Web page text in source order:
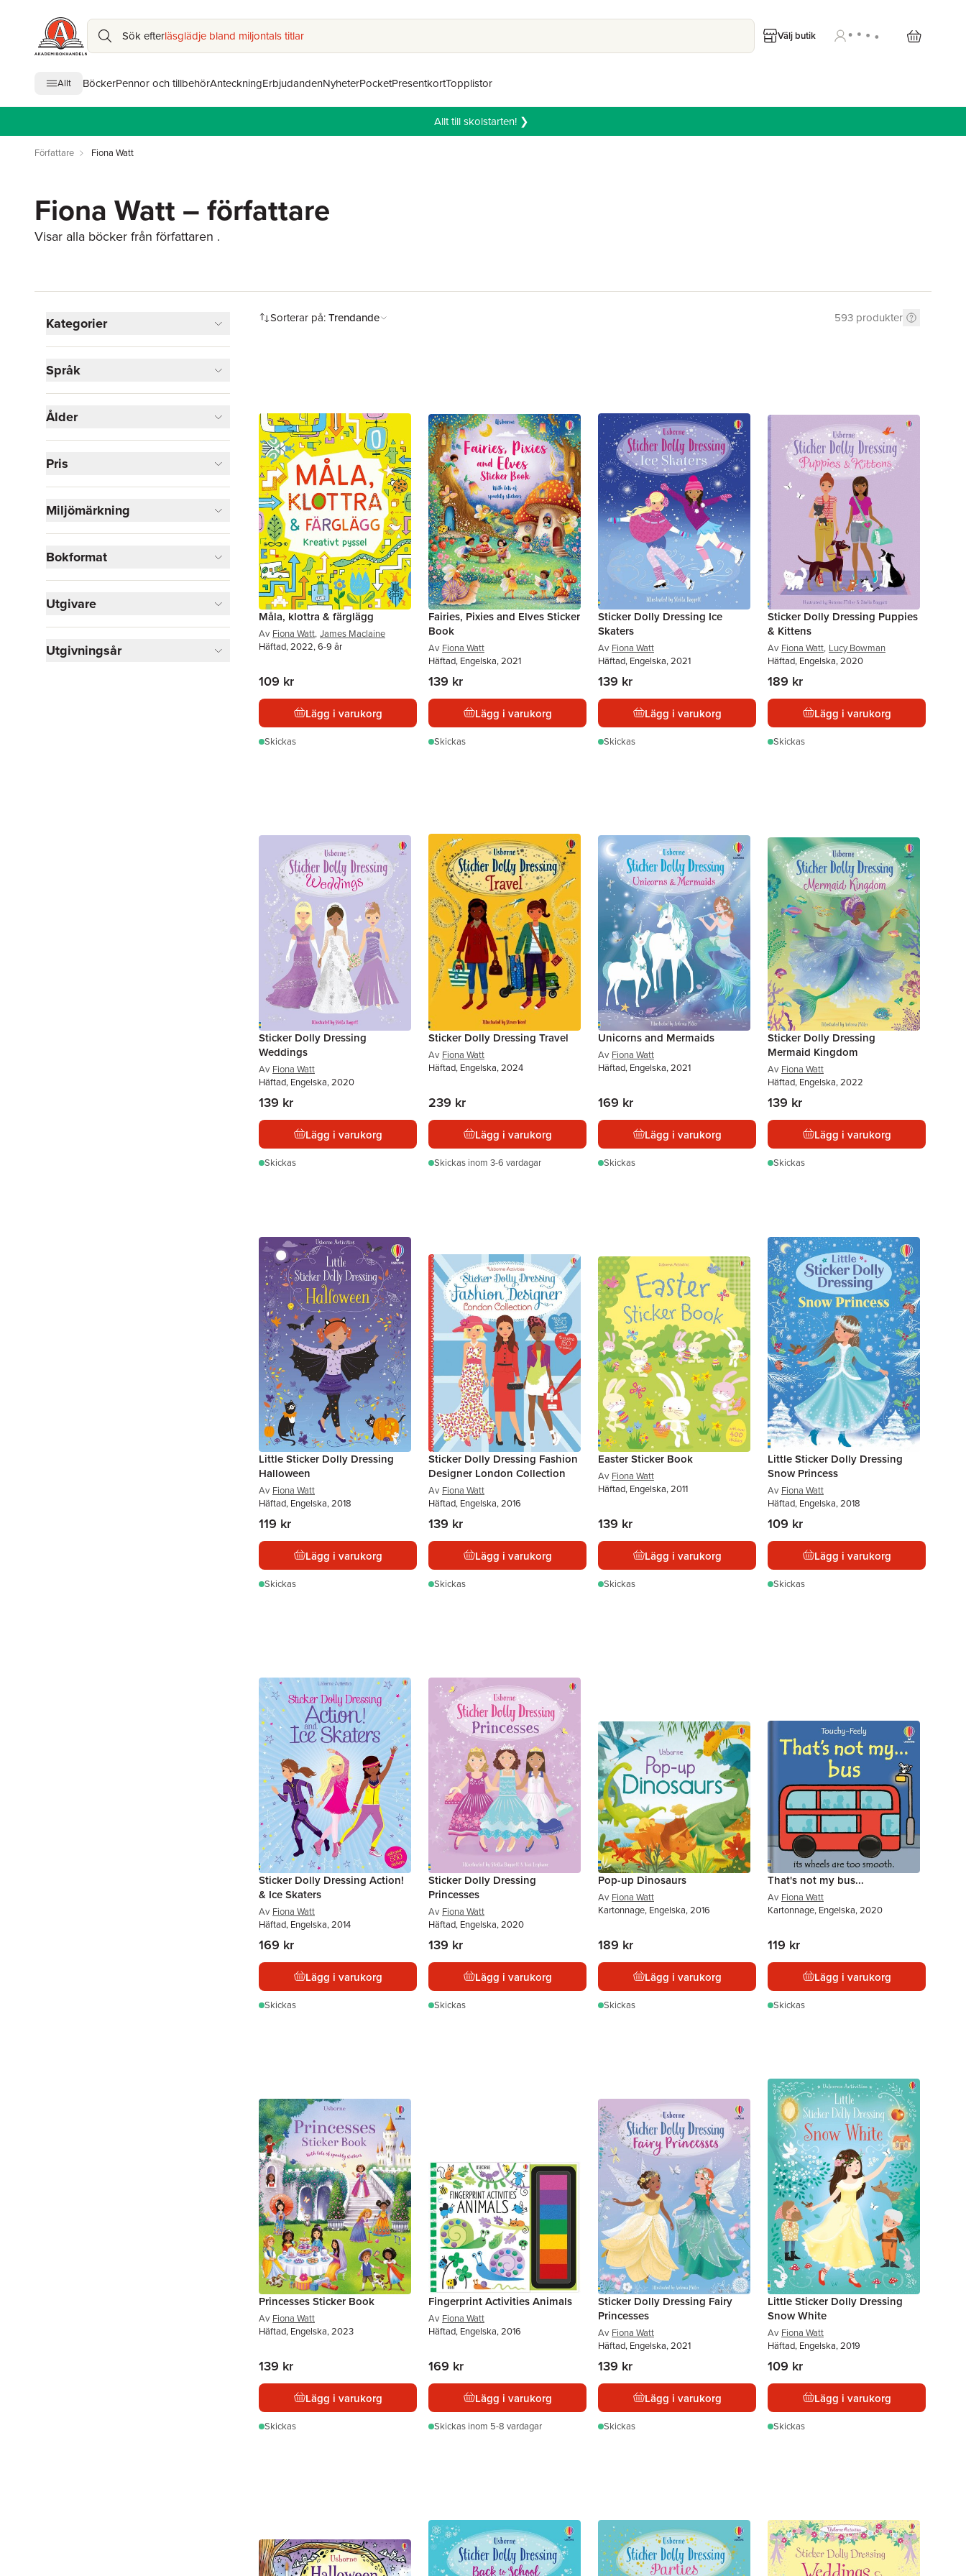
Sök efterläsglädje bland miljontals titlar Välj butik
Allt BöckerPennor och tillbehörAnteckningErbjudandenNyheterPocketPresentkortTopplistor
Allt till skolstarten! ❯
Författare Fiona Watt
Fiona Watt – författare
Visar alla böcker från författaren .
Kategorier
Barn och ungdom
559
Läromedel
11
Djur och Natur
Språk
Ålder
Pris
Miljömärkning
Bokformat
Utgivare
Utgivningsår
Sorterar på:Trendande 593 produkter
Måla, klottra & färglägg
Av Fiona Watt, James Maclaine
Häftad, 2022, 6-9 år
109 kr
Lägg i varukorg
Skickas
Fairies, Pixies and Elves Sticker
Book
Av Fiona Watt
Häftad, Engelska, 2021
139 kr
Lägg i varukorg
Skickas
Sticker Dolly Dressing Ice
Skaters
Av Fiona Watt
Häftad, Engelska, 2021
139 kr
Lägg i varukorg
Skickas
Sticker Dolly Dressing Puppies
& Kittens
Av Fiona Watt, Lucy Bowman
Häftad, Engelska, 2020
189 kr
Lägg i varukorg
Skickas
Sticker Dolly Dressing
Weddings
Av Fiona Watt
Häftad, Engelska, 2020
139 kr
Lägg i varukorg
Skickas
Sticker Dolly Dressing Travel
Av Fiona Watt
Häftad, Engelska, 2024
239 kr
Lägg i varukorg
Skickas inom 3-6 vardagar
Unicorns and Mermaids
Av Fiona Watt
Häftad, Engelska, 2021
169 kr
Lägg i varukorg
Skickas
Sticker Dolly Dressing
Mermaid Kingdom
Av Fiona Watt
Häftad, Engelska, 2022
139 kr
Lägg i varukorg
Skickas
Little Sticker Dolly Dressing
Halloween
Av Fiona Watt
Häftad, Engelska, 2018
119 kr
Lägg i varukorg
Skickas
Sticker Dolly Dressing Fashion
Designer London Collection
Av Fiona Watt
Häftad, Engelska, 2016
139 kr
Lägg i varukorg
Skickas
Easter Sticker Book
Av Fiona Watt
Häftad, Engelska, 2011
139 kr
Lägg i varukorg
Skickas
Little Sticker Dolly Dressing
Snow Princess
Av Fiona Watt
Häftad, Engelska, 2018
109 kr
Lägg i varukorg
Skickas
Sticker Dolly Dressing Action!
& Ice Skaters
Av Fiona Watt
Häftad, Engelska, 2014
169 kr
Lägg i varukorg
Skickas
Sticker Dolly Dressing
Princesses
Av Fiona Watt
Häftad, Engelska, 2020
139 kr
Lägg i varukorg
Skickas
Pop-up Dinosaurs
Av Fiona Watt
Kartonnage, Engelska, 2016
189 kr
Lägg i varukorg
Skickas
That's not my bus...
Av Fiona Watt
Kartonnage, Engelska, 2020
119 kr
Lägg i varukorg
Skickas
Princesses Sticker Book
Av Fiona Watt
Häftad, Engelska, 2023
139 kr
Lägg i varukorg
Skickas
Fingerprint Activities Animals
Av Fiona Watt
Häftad, Engelska, 2016
169 kr
Lägg i varukorg
Skickas inom 5-8 vardagar
Sticker Dolly Dressing Fairy
Princesses
Av Fiona Watt
Häftad, Engelska, 2021
139 kr
Lägg i varukorg
Skickas
Little Sticker Dolly Dressing
Snow White
Av Fiona Watt
Häftad, Engelska, 2019
109 kr
Lägg i varukorg
Skickas